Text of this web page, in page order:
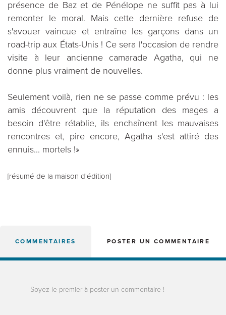
présence de Baz et de Pénélope ne suffit pas à lui
remonter le moral. Mais cette dernière refuse de
s'avouer vaincue et entraîne les garçons dans un
road-trip aux États-Unis ! Ce sera l'occasion de rendre
visite à leur ancienne camarade Agatha, qui ne
donne plus vraiment de nouvelles.
Seulement voilà, rien ne se passe comme prévu : les
amis découvrent que la réputation des mages a
besoin d'être rétablie, ils enchaînent les mauvaises
rencontres et, pire encore, Agatha s'est attiré des
ennuis... mortels !»
[résumé de la maison d'édition]
COMMENTAIRES POSTER UN COMMENTAIRE
Soyez le premier à poster un commentaire !